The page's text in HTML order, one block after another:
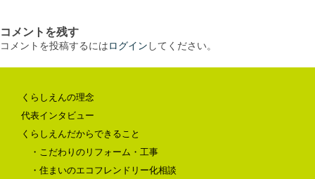
コメントを残す
コメントを投稿するにはログイン してください。
くらしえんの理念
代表インタビュー
くらしえんだからできること
・こだわりのリフォーム・工事
・住まいのエコフレンドリー化相談